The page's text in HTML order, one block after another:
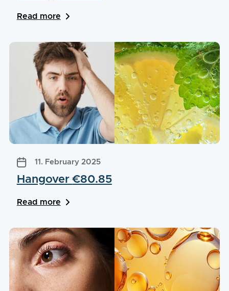
Read more
11. February 2025
Hangover€80.85
Read more